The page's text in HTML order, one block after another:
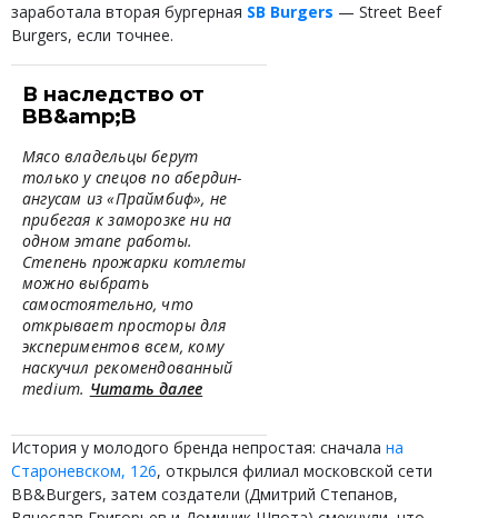
заработала вторая бургерная SB Burgers — Street Beef
Burgers, если точнее.
В наследство от
BB&amp;B
Мясо владельцы берут
только у спецов по абердин-
ангусам из «Праймбиф», не
прибегая к заморозке ни на
одном этапе работы.
Степень прожарки котлеты
можно выбрать
самостоятельно, что
открывает просторы для
экспериментов всем, кому
наскучил рекомендованный
medium. Читать далее
История у молодого бренда непростая: сначала на
Староневском, 126, открылся филиал московской сети
BB&Burgers, затем создатели (Дмитрий Степанов,